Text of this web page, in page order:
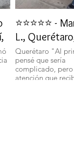
⭐⭐⭐⭐⭐ -
L.,
Querétaro "Al
pensé que sería
complicado,
atención que